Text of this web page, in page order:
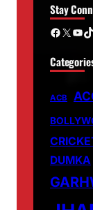
Stay
Facebook X YouTube TikTok
ACB
DUMKA